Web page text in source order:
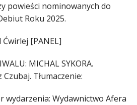
powieści nominowanych do
Roku 2025.
[PANEL]
MICHAL SYKORA.
Tłumaczenie:
wydarzenia: Wydawnictwo Afera